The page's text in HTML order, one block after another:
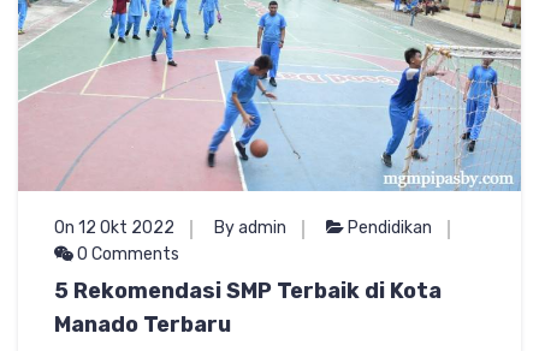
On 12 Okt 2022 By admin
Pendidikan
0 Comments
5 Rekomendasi SMP Terbaik di Kota
Manado Terbaru